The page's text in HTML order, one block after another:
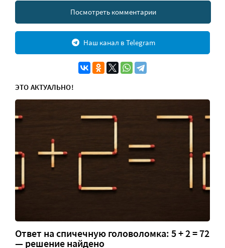
Посмотреть комментарии
Наш канал в Telegram
ЭТО АКТУАЛЬНО!
Ответ на спичечную головоломка: 5 + 2 = 72
— решение найдено